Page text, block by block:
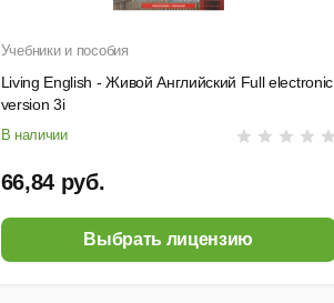
Учебники и пособия
Living English - Живой Английский Full electronic
version 3i
В наличии
66,84 руб.
Выбрать лицензию